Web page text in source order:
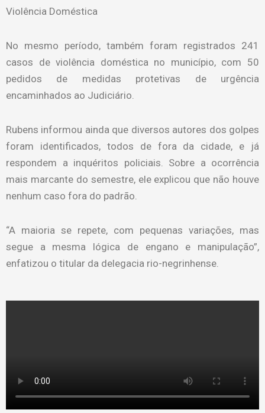
Violência Doméstica
No mesmo período, também foram registrados 241
casos de violência doméstica no município, com 50
pedidos de medidas protetivas de urgência
encaminhados ao Judiciário.
Rubens informou ainda que diversos autores dos golpes
foram identificados, todos de fora da cidade, e já
respondem a inquéritos policiais. Sobre a ocorrência
mais marcante do semestre, ele explicou que não houve
nenhum caso fora do padrão.
“A maioria se repete, com pequenas variações, mas
segue a mesma lógica de engano e manipulação”,
enfatizou o titular da delegacia rio-negrinhense.